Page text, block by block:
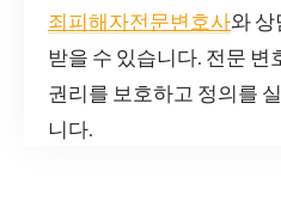
죄피해자전문변호사와
받을 수 있습니다. 전문 변
권리를 보호하고 정의를
니다.